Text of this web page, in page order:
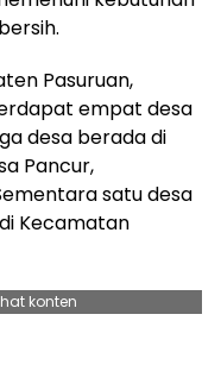
Pasuruan,
empat desa
desa berada di
Pancur,
satu desa
Kecamatan
konten